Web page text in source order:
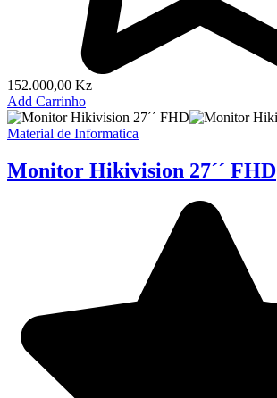
152.000,00 Kz
Add Carrinho
Material de Informatica
Monitor Hikivision 27´´ FHD